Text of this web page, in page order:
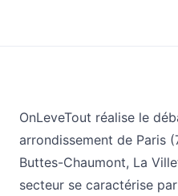
OnLeveTout réalise le
arrondissement de Paris
Buttes-Chaumont, La
secteur se caractérise